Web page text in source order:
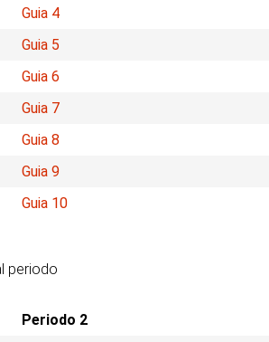
Guia 4
Guia 5
Guia 6
Guia 7
Guia 8
Guia 9
Guia 10
periodo
Periodo 2